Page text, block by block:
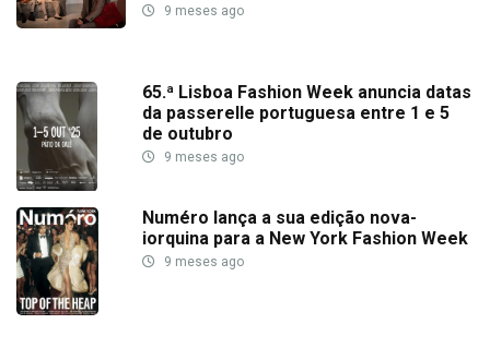
9 meses ago
65.ª Lisboa Fashion Week anuncia datas
da passerelle portuguesa entre 1 e 5
de outubro
9 meses ago
Numéro lança a sua edição nova-
iorquina para a New York Fashion Week
9 meses ago